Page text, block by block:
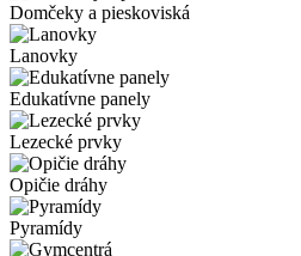
Domčeky a pieskoviská
Lanovky
Edukatívne panely
Lezecké prvky
Opičie dráhy
Pyramídy